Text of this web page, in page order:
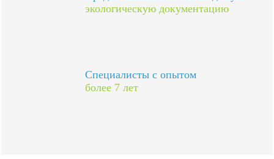
экологическую документацию
Специалисты с опытом
более 7 лет